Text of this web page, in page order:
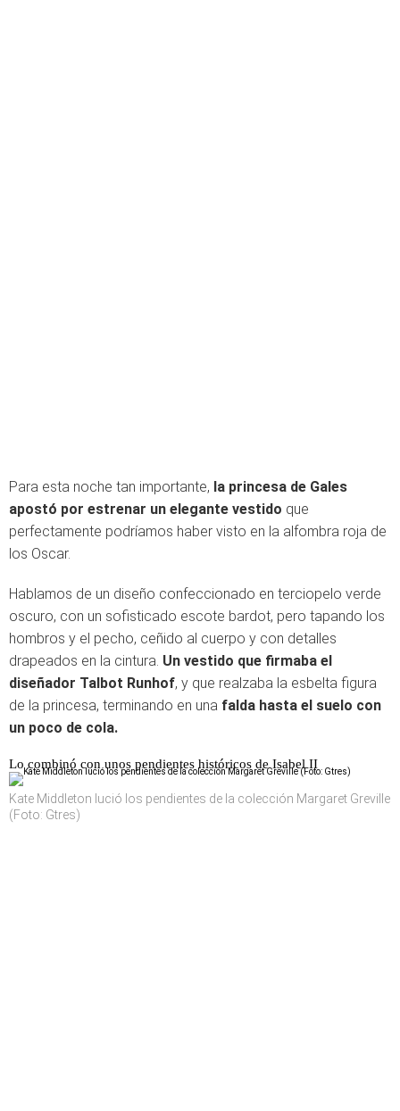
Para esta noche tan importante, la princesa de Gales
apostó por estrenar un elegante vestido que
perfectamente podríamos haber visto en la alfombra roja de
los Oscar.
Hablamos de un diseño confeccionado en terciopelo verde
oscuro, con un sofisticado escote bardot, pero tapando los
hombros y el pecho, ceñido al cuerpo y con detalles
drapeados en la cintura. Un vestido que firmaba el
diseñador Talbot Runhof, y que realzaba la esbelta figura
de la princesa, terminando en una falda hasta el suelo con
un poco de cola.
Lo combinó con unos pendientes históricos de Isabel II
Kate Middleton lució los pendientes de la colección Margaret Greville
(Foto: Gtres)